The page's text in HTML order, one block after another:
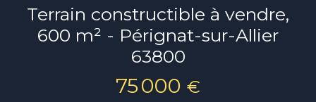
Terrain constructible à vendre,
600 m² - Pérignat-sur-Allier
63800
75 000 €